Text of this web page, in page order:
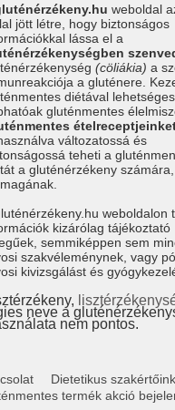
weboldal
jött létre, hogy biztonságos
lássa el a
(cöliákia) a
a gluténere.
diétával
gluténmentes
változatossá és
teheti a
a gluténérzékeny
weboldalon
kizárólag tájékoztató
semmiképpen sem
szakvéleménynek, vagy
kivizsgálást és
neve a
nem pontos.
Dietetikus szakértőink
termék akció